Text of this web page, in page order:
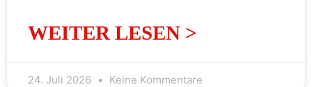
WEITER LESEN >
24. Juli 2026 Keine Kommentare